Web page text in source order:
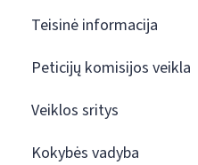
Teisinė informacija
Peticijų komisijos veikla
Veiklos sritys
Kokybės vadyba